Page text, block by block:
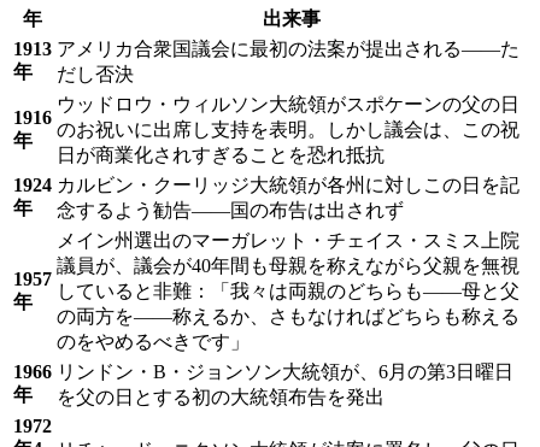
年
出来事
1913
年
アメリカ合衆国議会に最初の法案が提出される——た
だし否決
1916
年
ウッドロウ・ウィルソン大統領がスポケーンの父の日
のお祝いに出席し支持を表明。しかし議会は、この祝
日が商業化されすぎることを恐れ抵抗
1924
年
カルビン・クーリッジ大統領が各州に対しこの日を記
念するよう勧告——国の布告は出されず
1957
年
メイン州選出のマーガレット・チェイス・スミス上院
議員が、議会が40年間も母親を称えながら父親を無視
していると非難：「我々は両親のどちらも——母と父
の両方を——称えるか、さもなければどちらも称える
のをやめるべきです」
1966
年
リンドン・B・ジョンソン大統領が、6月の第3日曜日
を父の日とする初の大統領布告を発出
1972